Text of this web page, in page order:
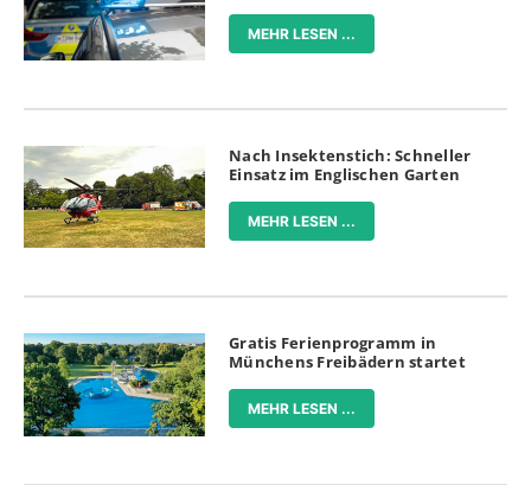
MEHR LESEN ...
Nach Insektenstich: Schneller
Einsatz im Englischen Garten
MEHR LESEN ...
Gratis Ferienprogramm in
Münchens Freibädern startet
MEHR LESEN ...